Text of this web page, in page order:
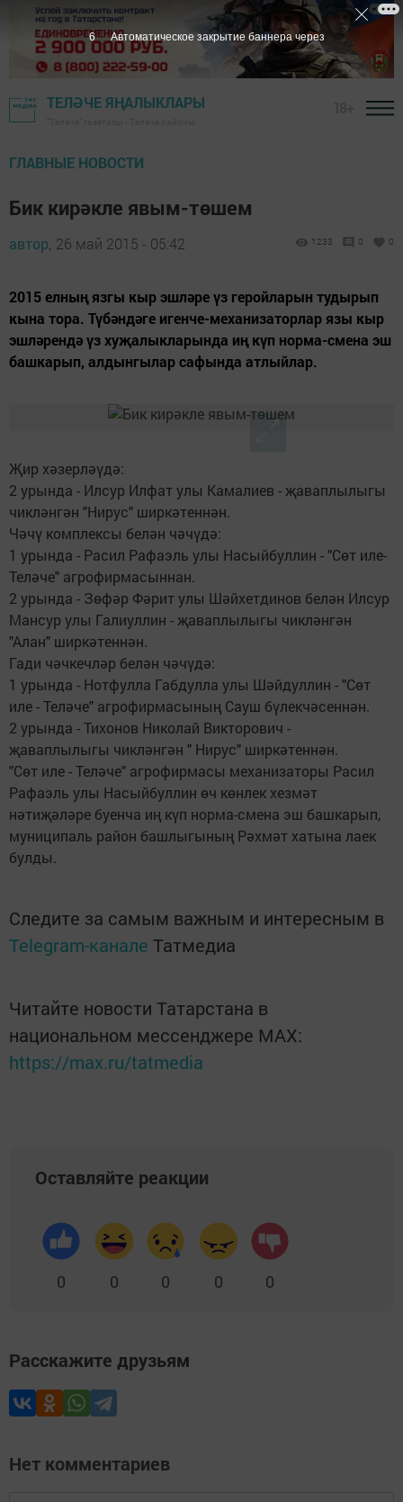
ТЕЛӘЧЕ ЯҢАЛЫКЛАРЫ
ГЛАВНЫЕ НОВОСТИ
Бик кирәкле явым-төшем
автор, 26 май 2015 - 05:42 1233 0 0
2015 елның язгы кыр эшләре үз геройларын тудырып
кына тора. Түбәндәге игенче-механизаторлар язы кыр
эшләрендә үз хуҗалыкларында иң күп норма-смена эш
башкарып, алдынгылар сафында атлыйлар.
Җир хәзерләүдә:
2 урында - Илсур Илфат улы Камалиев - җаваплылыгы
чикләнгән "Нирус" ширкәтеннән.
Чәчү комплексы белән чәчүдә:
1 урында - Расил Рафаэль улы Насыйбуллин - "Сөт иле-
Теләче" агрофирмасыннан.
2 урында - Зөфәр Фәрит улы Шәйхетдинов белән Илсур
Мансур улы Галиуллин - җаваплылыгы чикләнгән
"Алан" ширкәтеннән.
Гади чәчкечләр белән чәчүдә:
1 урында - Нотфулла Габдулла улы Шәйдуллин - "Сөт
иле - Теләче" агрофирмасының Сауш бүлекчәсеннән.
2 урында - Тихонов Николай Викторович -
җаваплылыгы чикләнгән " Нирус" ширкәтеннән.
"Сөт иле - Теләче" агрофирмасы механизаторы Расил
Рафаэль улы Насыйбуллин өч көнлек хезмәт
нәтиҗәләре буенча иң күп норма-смена эш башкарып,
муниципаль район башлыгының Рәхмәт хатына лаек
булды.
Следите за самым важным и интересным в
Telegram-канале Татмедиа
Читайте новости Татарстана в
национальном мессенджере MАХ:
https://max.ru/tatmedia
Оставляйте реакции
0 0 0 0 0
Расскажите друзьям
Нет комментариев
5 Автоматическое закрытие баннера через